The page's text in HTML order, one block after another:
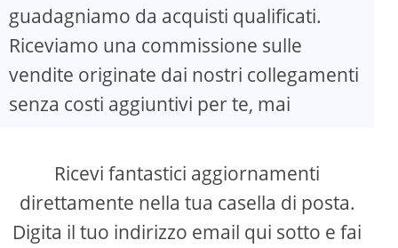
guadagniamo da acquisti qualificati.
Riceviamo una commissione sulle
vendite originate dai nostri collegamenti
senza costi aggiuntivi per te, mai
Ricevi fantastici aggiornamenti
direttamente nella tua casella di posta.
Digita il tuo indirizzo email qui sotto e fai